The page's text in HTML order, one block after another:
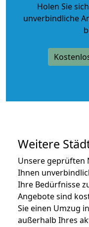
Holen Sie
unverbindliche
Weitere
Unsere geprüften
Ihnen
Ihre Bedürfnisse
Angebote sind
Sie einen Umzug
außerhalb Ihres